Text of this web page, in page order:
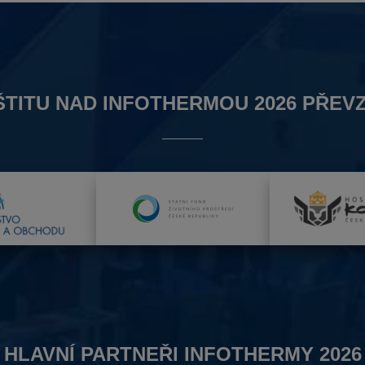
NAD INFOTHERMOU 2026
HLAVNÍ PARTNEŘI INFOTHERMY 2026